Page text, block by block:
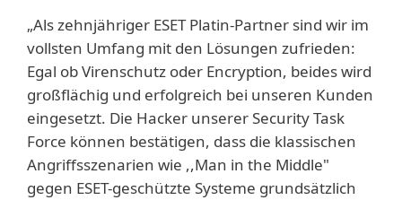
„Als zehnjähriger ESET Platin-Partner sind wir im
vollsten Umfang mit den Lösungen zufrieden:
Egal ob Virenschutz oder Encryption, beides wird
großflächig und erfolgreich bei unseren Kunden
eingesetzt. Die Hacker unserer Security Task
Force können bestätigen, dass die klassischen
Angriffsszenarien wie ,,Man in the Middle"
gegen ESET-geschützte Systeme grundsätzlich